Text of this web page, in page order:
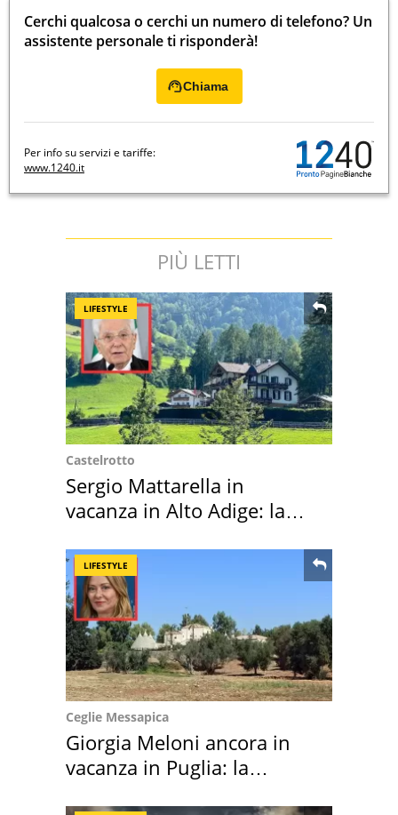
Cerchi qualcosa o cerchi un numero di telefono? Un
assistente personale ti risponderà!
Chiama
Per info su servizi e tariffe:
www.1240.it
PIÙ LETTI
LIFESTYLE
Castelrotto
Sergio Mattarella in
vacanza in Alto Adige: la
LIFESTYLE
Ceglie Messapica
Giorgia Meloni ancora in
vacanza in Puglia: la